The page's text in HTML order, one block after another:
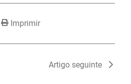
Imprimir
Artigo seguinte